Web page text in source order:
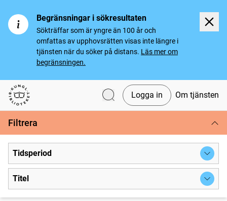
Begränsningar i sökresultaten
Sökträffar som är yngre än 100 år och
omfattas av upphovsrätten visas inte längre i
tjänsten när du söker på distans. Läs mer om
begränsningen.
Svenska tidningar
Logga in Om tjänsten
Filtrera
Tidsperiod
Titel